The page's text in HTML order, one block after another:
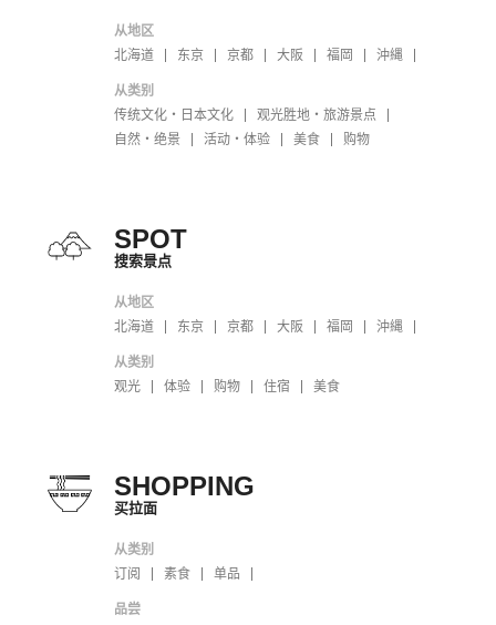
从地区
北海道
东京 京都 大阪 福岡 沖縄
从类别
传统文化・日本文化
观光胜地・旅游景点
自然・绝景
活动・体验 美食 购物
SPOT
搜索景点
从地区
北海道
东京 京都 大阪 福岡 沖縄
从类别
观光
体验 购物 住宿 美食
SHOPPING
买拉面
从类别
订阅
素食 单品
品尝